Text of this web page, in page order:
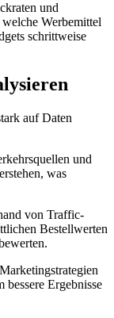
und
Werbemittel
schrittweise
auf Daten
und
was
von Traffic-
Bestellwerten
Ergebnisse